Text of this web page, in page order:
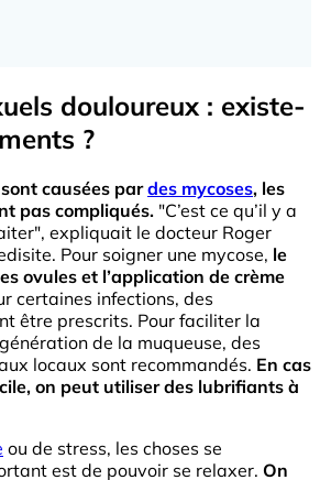
douloureux : existe-
?
causées pardes mycoses, les
pas compliqués. "C’est ce qu’il y a
expliquait le docteur Roger
Pour soigner une mycose, le
ovules et l’application de crème
certaines infections, des
être prescrits. Pour faciliter la
de la muqueuse, des
locaux sont recommandés. En cas
on peut utiliser des lubrifiants à
ou de stress, les choses se
est de pouvoir se relaxer. On